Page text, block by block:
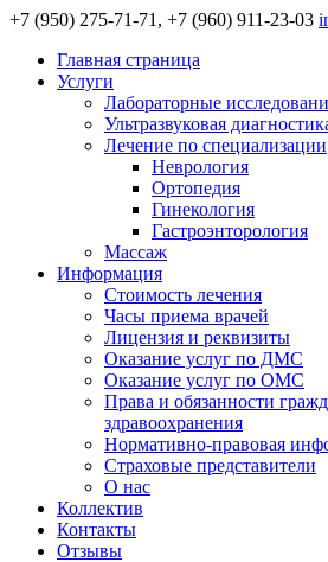
+7 (950) 275-71-71, +7 (960) 911-23-03
Главная страница
Услуги
Лабораторные
Ультразвуковая
Лечение по специализации
Неврология
Ортопедия
Гинекология
Гастроэнторология
Массаж
Информация
Стоимость лечения
Часы приема врачей
Лицензия и реквизиты
Оказание услуг по ДМС
Оказание услуг по ОМС
Права и обязанности
здравоохранения
Нормативно-правовая
Страховые представители
О нас
Коллектив
Контакты
Отзывы